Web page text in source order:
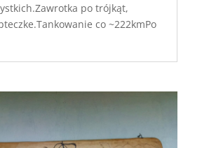
po trójkąt,
co ~222kmPo